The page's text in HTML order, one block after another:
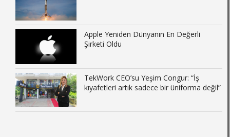
Apple Yeniden Dünyanın En Değerli
Şirketi Oldu
TekWork CEO’su Yeşim Congur: “İş
kıyafetleri artık sadece bir üniforma değil”